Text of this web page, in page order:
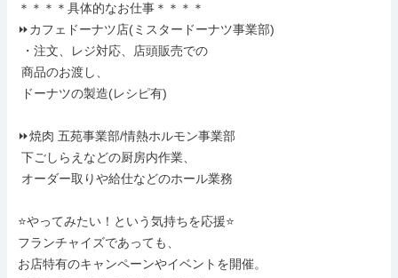
＊＊＊＊具体的なお仕事＊＊＊＊
⏩カフェドーナツ店(ミスタードーナツ事業部)
⏩焼肉 五苑事業部/情熱ホルモン事業部
⭐やってみたい！という気持ちを応援⭐
フランチャイズであっても、
お店特有のキャンペーンやイベントを開催。